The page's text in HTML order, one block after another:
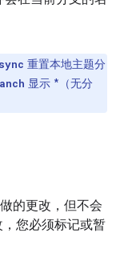
重置本地主题分
显示 *（无分
的更改，但不会
您必须标记或暂